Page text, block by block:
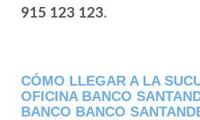
915 123 123.
CÓMO LLEGAR A LA
OFICINA BANCO
BANCO BANCO